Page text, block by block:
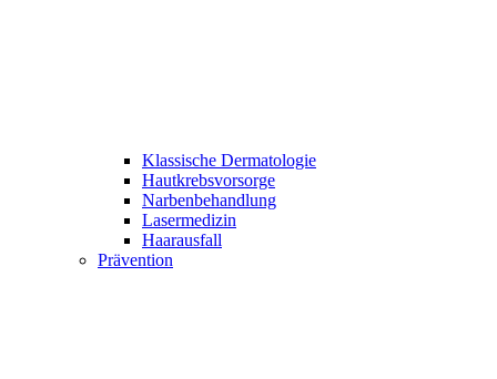
Klassische Derma­tologie
Hautkrebsvorsorge
Narben­behandlung
Laser­medizin
Haarausfall
Prävention